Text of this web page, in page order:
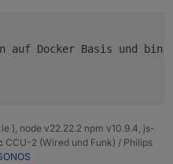
Docker Basis und bin
), node v22.22.2 npm v10.9.4, js-
CCU-2 (Wired und Funk) / Philips